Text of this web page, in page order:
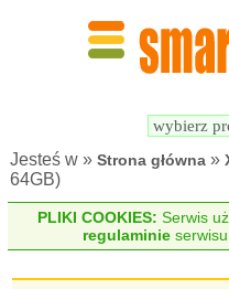
Jesteś w »Strona główna »
64GB)
PLIKI COOKIES: Serwis
regulaminie